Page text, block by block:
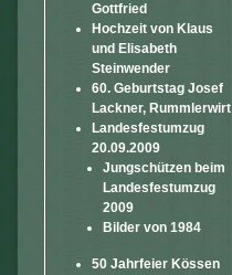
Gottfried
Hochzeit von Klaus
und Elisabeth
Steinwender
60. Geburtstag Josef
Lackner, Rummlerwirt
Landesfestumzug
20.09.2009
Jungschützen beim
Landesfestumzug
2009
Bilder von 1984
50 Jahrfeier Kössen